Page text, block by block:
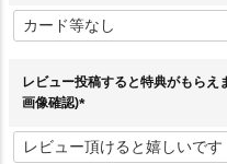
必
須
レビュー投稿すると特典がもら
画像確認)
必